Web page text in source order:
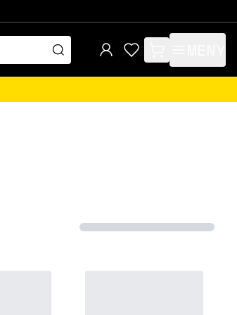
items in cart, view